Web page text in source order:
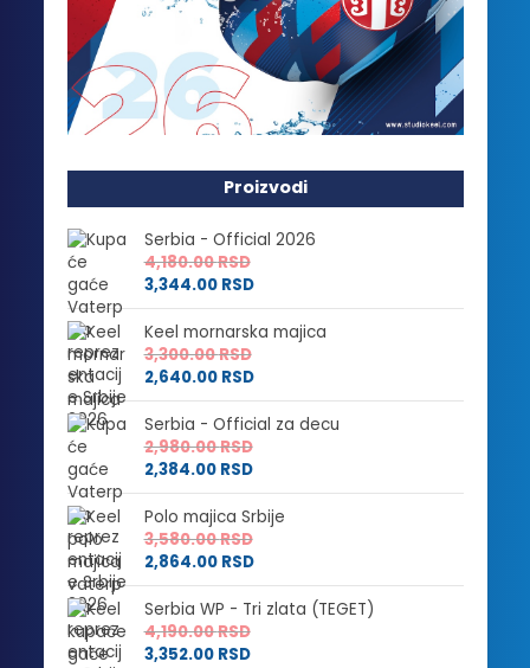
Proizvodi
Serbia - Official 2026
4,180.00RSD
3,344.00 RSD
Keel mornarska majica
3,300.00RSD
2,640.00 RSD
Serbia - Official za decu
2,980.00RSD
2,384.00 RSD
Polo majica Srbije
3,580.00RSD
2,864.00 RSD
Serbia WP - Tri zlata (TEGET)
4,190.00RSD
3,352.00 RSD